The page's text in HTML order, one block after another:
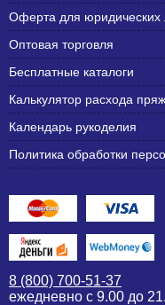
Оферта для юридических
Оптовая торговля
Бесплатные каталоги
Калькулятор расхода
Календарь рукоделия
Политика обработки
8 (800) 700-51-37
ежедневно с 9.00 до